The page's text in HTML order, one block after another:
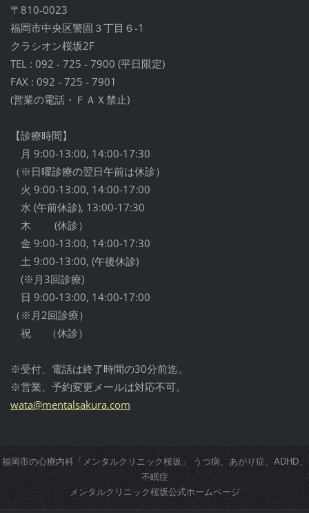
〒810-0023
福岡市中央区警固３丁目６-1
クラシオン桜坂2F
TEL : 092 - 725 - 7900 (平日限定)
FAX : 092 - 725 - 7901
(営業の電話・ＦＡＸ禁止)
【診療時間】
月 9:00-13:00, 14:00-17:30
（※日曜診療の翌日午前は休診）
火 9:00-13:00, 14:00-17:00
水 (午前休診), 13:00-17:30
木 (休診）
金 9:00-13:00, 14:00-17:30
土 9:00-13:00, (午後休診)
(※月3回診療)
日 9:00-13:00, 14:00-17:00
（※月2回診療）
祝 （休診）
※受付、電話は終了時間の30分前迄。
※営業、予約変更メールは対応不可。
wata@mentalsakura.com
福岡市の心療内科「メンタルクリニック桜坂」 うつ病、あがり症、ADHD、
不眠症
メンタルクリニック桜坂公式ホームページ